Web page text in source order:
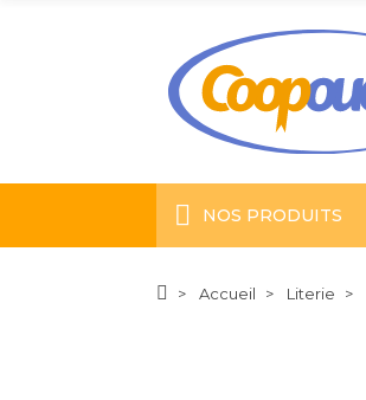
NOS PRODUITS
Accueil Literie